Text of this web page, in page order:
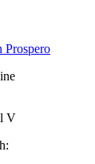
Prospero
V